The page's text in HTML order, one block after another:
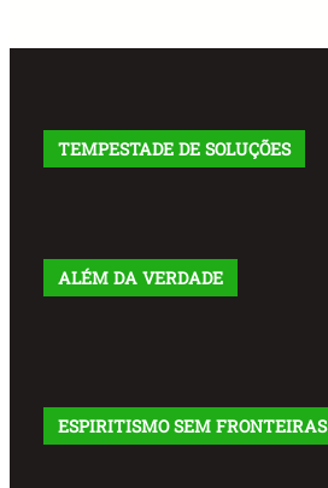
TEMPESTADE DE SOLUÇÕES
ALÉM DA VERDADE
ESPIRITISMO SEM FRONTEIRAS